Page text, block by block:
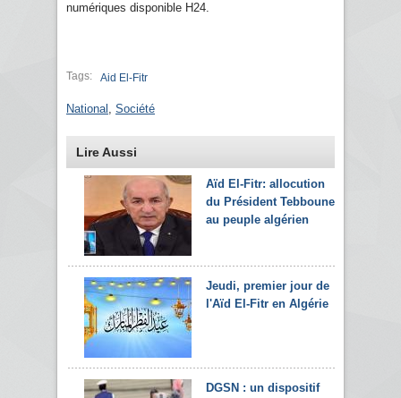
numériques disponible H24.
Tags: Aid El-Fitr
National , Société
Lire Aussi
Aïd El-Fitr: allocution
du Président Tebboune
au peuple algérien
Jeudi, premier jour de
l'Aïd El-Fitr en Algérie
DGSN : un dispositif